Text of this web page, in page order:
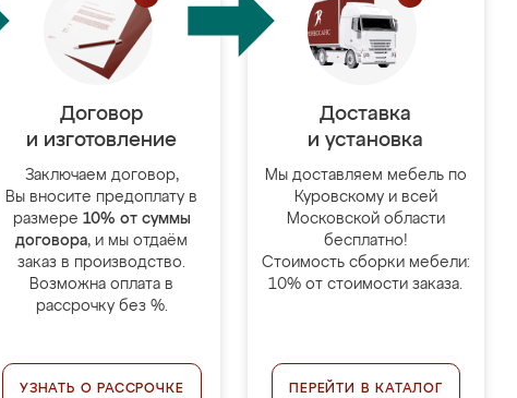
Договор
и изготовление
Заключаем договор,
Вы вносите предоплату в
размере 10% от суммы
договора, и мы отдаём
заказ в производство.
Возможна оплата в
рассрочку без %.
УЗНАТЬ О РАССРОЧКЕ
Доставка
и установка
Мы доставляем мебель по
Куровскому и всей
Московской области
бесплатно!
Стоимость сборки мебели:
10% от стоимости заказа.
ПЕРЕЙТИ В КАТАЛОГ